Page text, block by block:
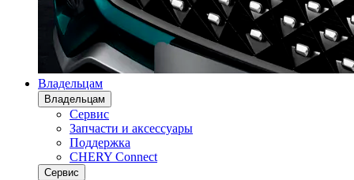
Владельцам
Владельцам
Сервис
Запчасти и аксессуары
Поддержка
CHERY Connect
Сервис